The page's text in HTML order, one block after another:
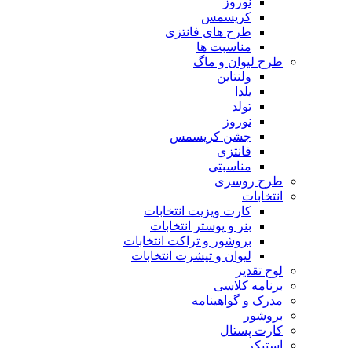
کریسمس
طرح های فانتزی
مناسبت ها
طرح لیوان و ماگ
ولنتاین
یلدا
تولد
نوروز
جشن کریسمس
فانتزی
مناسبتی
طرح روسری
انتخابات
کارت ویزیت انتخابات
بنر و پوستر انتخابات
بروشور و تراکت انتخابات
لیوان و تیشرت انتخابات
لوح تقدیر
برنامه کلاسی
مدرک و گواهینامه
بروشور
کارت پستال
استیکر